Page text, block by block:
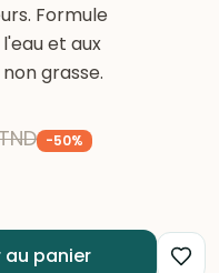
Formule
et aux
grasse.
-50%
au panier